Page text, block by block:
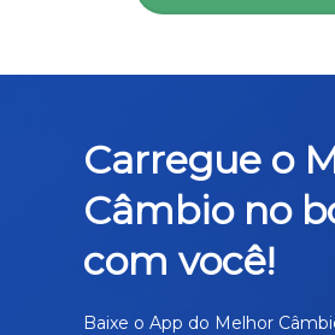
Carregue o
Câmbio no
com você!
Baixe o App do Melhor